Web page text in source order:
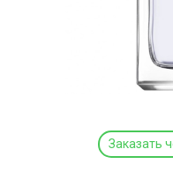
Заказать